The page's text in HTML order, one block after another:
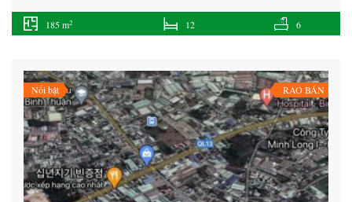
185 m2 12 6
Nổi bật RAO BÁN